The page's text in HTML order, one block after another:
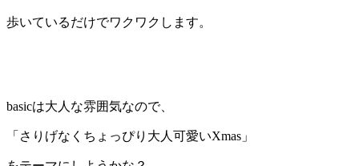
歩いているだけでワクワクします。
basicは大人な雰囲気なので、
「さりげなくちょっぴり大人可愛いXmas」